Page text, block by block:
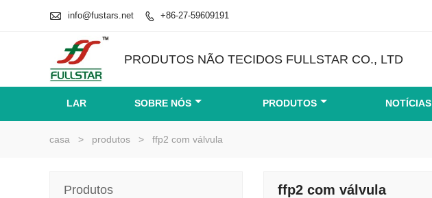
 info@fustars.net  +86-27-59609191
PRODUTOS NÃO TECIDOS FULLSTAR CO., LTD
LAR SOBRE NÓS PRODUTOS NOTÍCIAS
casa > produtos > ffp2 com válvula
ffp2 com válvula
Produtos